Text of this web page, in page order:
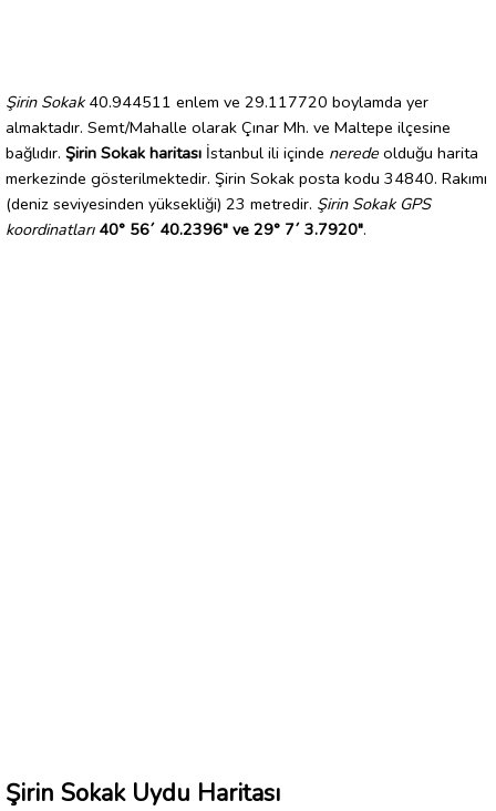
Şirin Sokak40.944511 enlem ve 29.117720 boylamda yer
almaktadır. Semt/Mahalle olarak Çınar Mh. ve Maltepe ilçesine
bağlıdır. Şirin Sokak haritası İstanbul ili içinde nerede olduğu harita
merkezinde gösterilmektedir. Şirin Sokak posta kodu 34840. Rakımı
(deniz seviyesinden yüksekliği) 23 metredir. Şirin Sokak GPS
koordinatları 40° 56´ 40.2396" ve 29° 7´ 3.7920".
Şirin Sokak Uydu Haritası